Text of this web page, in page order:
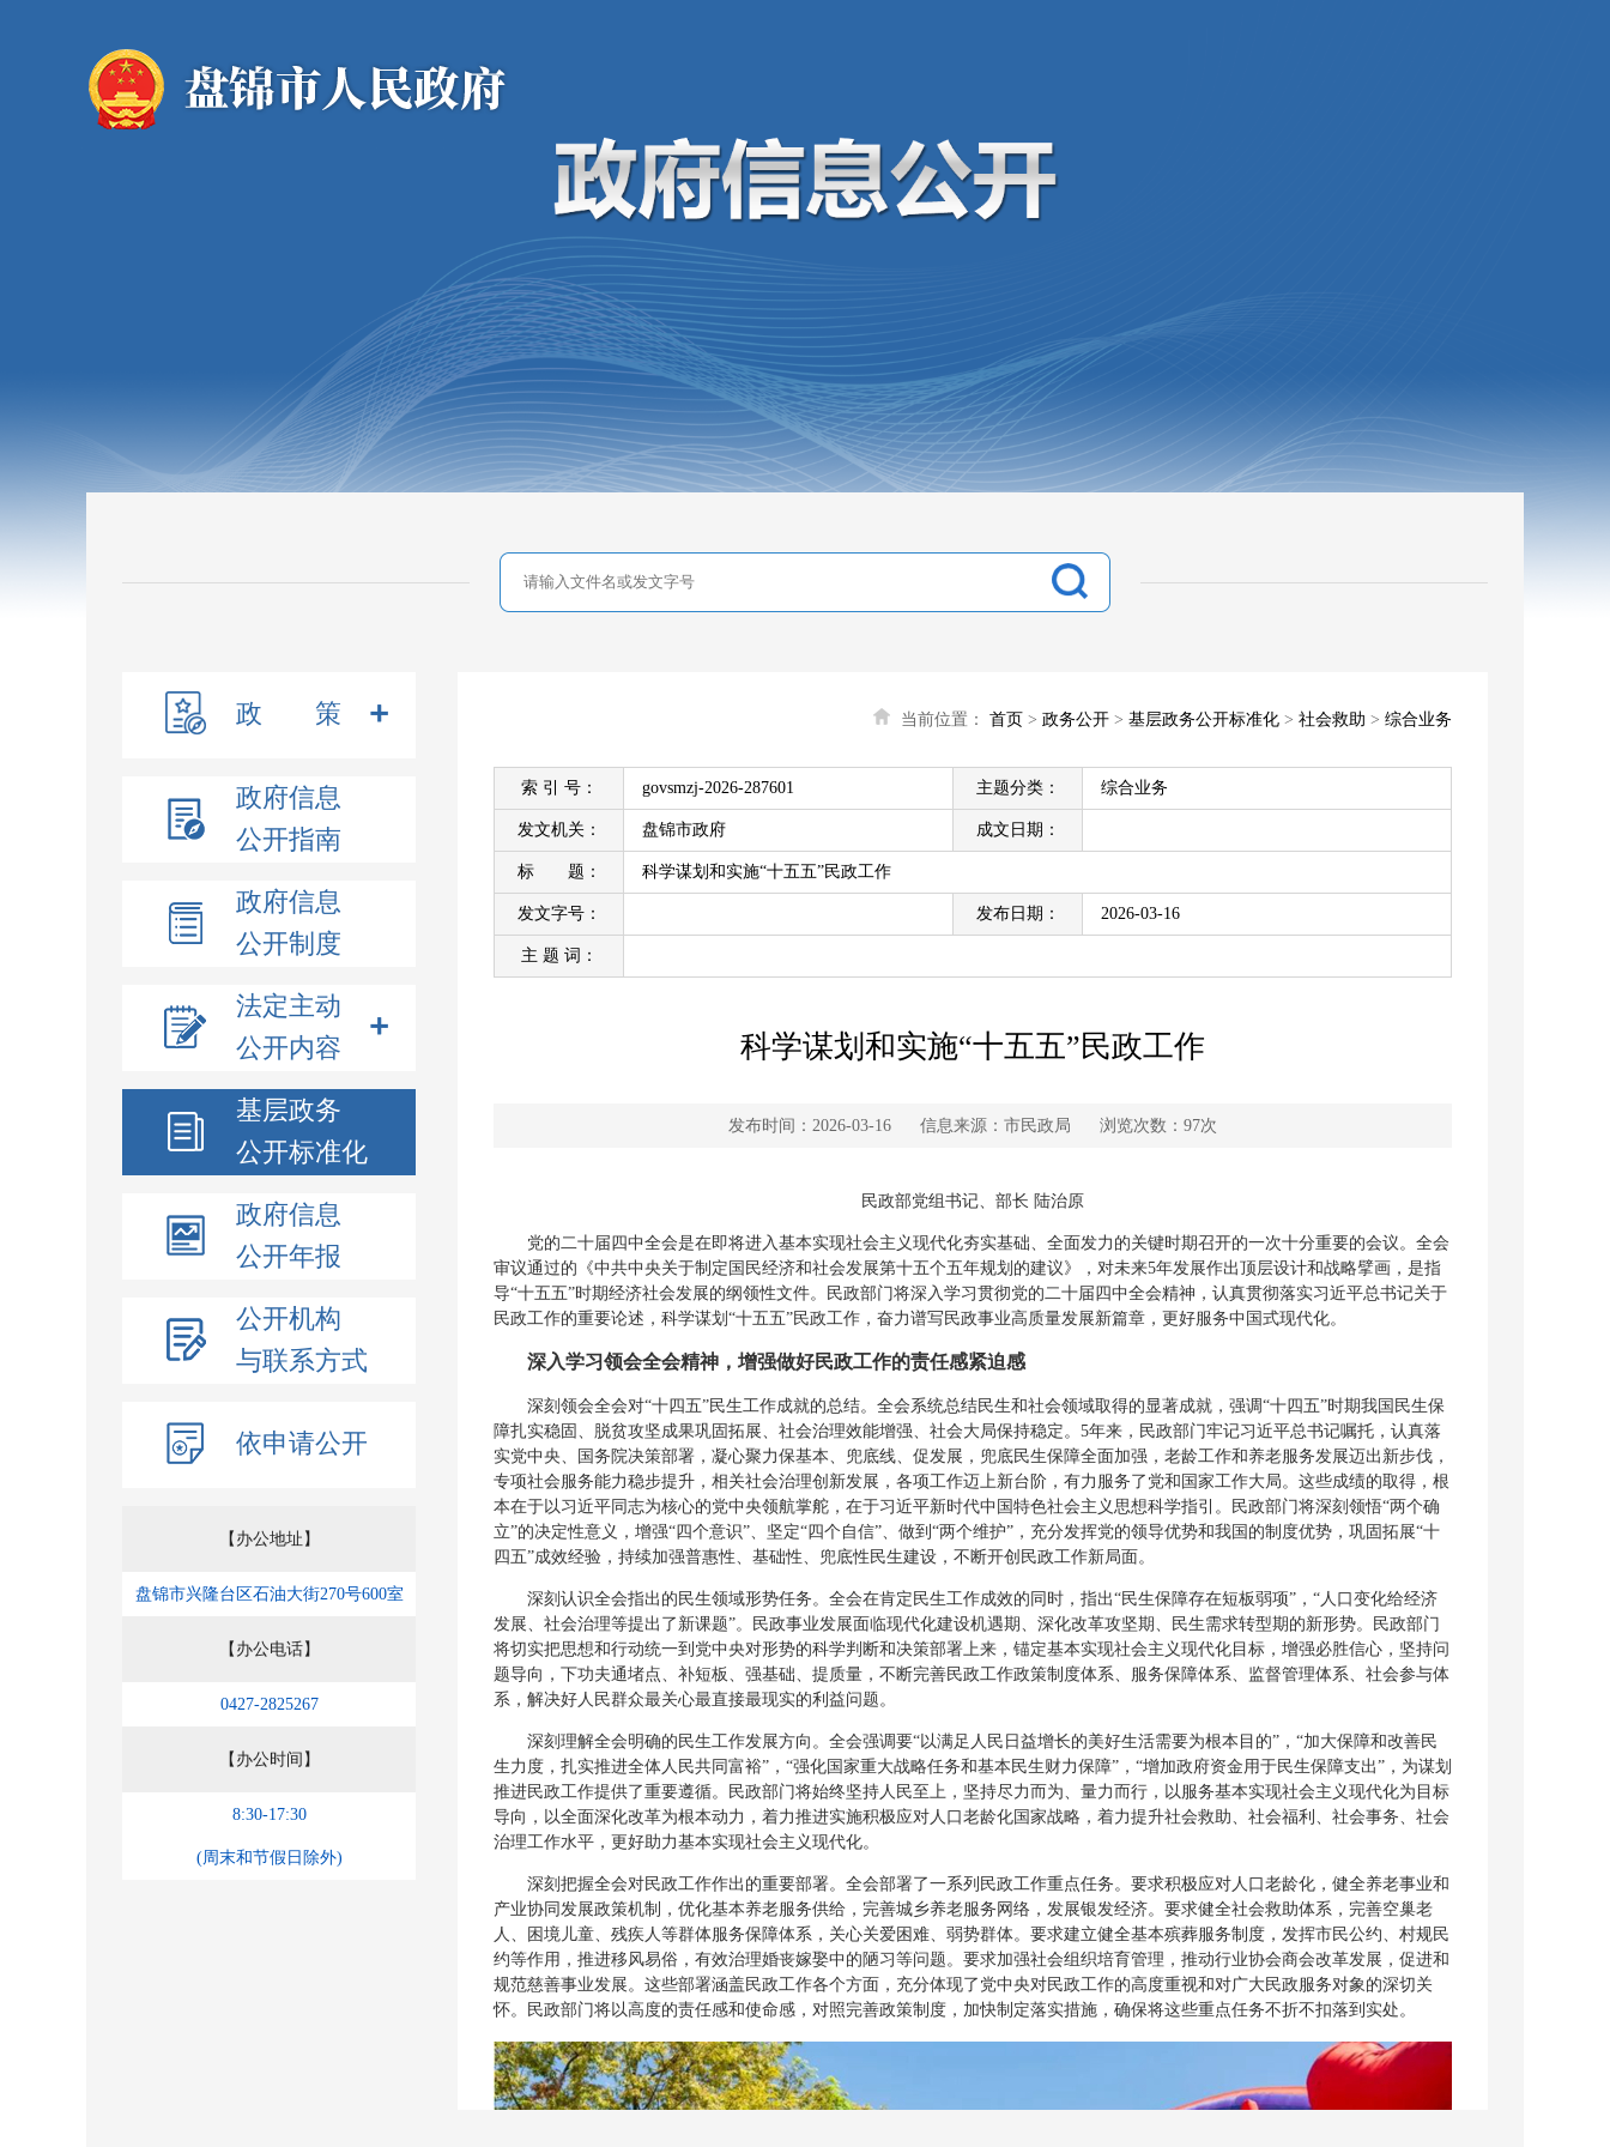
政 策
政府信息
公开指南
政府信息
公开制度
法定主动
公开内容
基层政务
公开标准化
政府信息
公开年报
公开机构
与联系方式
依申请公开
【办公地址】
盘锦市兴隆台区石油大街270号600室
【办公电话】
0427-2825267
【办公时间】
8:30-17:30
(周末和节假日除外)
当前位置： 首页 > 政务公开 > 基层政务公开标准化 > 社会救助 > 综合业务
索 引 号： govsmzj-2026-287601 主题分类： 综合业务
发文机关： 盘锦市政府 成文日期：
标 题： 科学谋划和实施“十五五”民政工作
发文字号： 发布日期： 2026-03-16
主 题 词：
科学谋划和实施“十五五”民政工作
发布时间：2026-03-16 信息来源：市民政局 浏览次数： 97次
民政部党组书记、部长 陆治原
党的二十届四中全会是在即将进入基本实现社会主义现代化夯实基础、全面发力的关键时期召开的一次十分重要的会议。全会
审议通过的《中共中央关于制定国民经济和社会发展第十五个五年规划的建议》，对未来5年发展作出顶层设计和战略擘画，是指
导“十五五”时期经济社会发展的纲领性文件。民政部门将深入学习贯彻党的二十届四中全会精神，认真贯彻落实习近平总书记关于
民政工作的重要论述，科学谋划“十五五”民政工作，奋力谱写民政事业高质量发展新篇章，更好服务中国式现代化。
深入学习领会全会精神，增强做好民政工作的责任感紧迫感
深刻领会全会对“十四五”民生工作成就的总结。全会系统总结民生和社会领域取得的显著成就，强调“十四五”时期我国民生保
障扎实稳固、脱贫攻坚成果巩固拓展、社会治理效能增强、社会大局保持稳定。5年来，民政部门牢记习近平总书记嘱托，认真落
实党中央、国务院决策部署，凝心聚力保基本、兜底线、促发展，兜底民生保障全面加强，老龄工作和养老服务发展迈出新步伐，
专项社会服务能力稳步提升，相关社会治理创新发展，各项工作迈上新台阶，有力服务了党和国家工作大局。这些成绩的取得，根
本在于以习近平同志为核心的党中央领航掌舵，在于习近平新时代中国特色社会主义思想科学指引。民政部门将深刻领悟“两个确
立”的决定性意义，增强“四个意识”、坚定“四个自信”、做到“两个维护”，充分发挥党的领导优势和我国的制度优势，巩固拓展“十
四五”成效经验，持续加强普惠性、基础性、兜底性民生建设，不断开创民政工作新局面。
深刻认识全会指出的民生领域形势任务。全会在肯定民生工作成效的同时，指出“民生保障存在短板弱项”，“人口变化给经济
发展、社会治理等提出了新课题”。民政事业发展面临现代化建设机遇期、深化改革攻坚期、民生需求转型期的新形势。民政部门
将切实把思想和行动统一到党中央对形势的科学判断和决策部署上来，锚定基本实现社会主义现代化目标，增强必胜信心，坚持问
题导向，下功夫通堵点、补短板、强基础、提质量，不断完善民政工作政策制度体系、服务保障体系、监督管理体系、社会参与体
系，解决好人民群众最关心最直接最现实的利益问题。
深刻理解全会明确的民生工作发展方向。全会强调要“以满足人民日益增长的美好生活需要为根本目的”，“加大保障和改善民
生力度，扎实推进全体人民共同富裕”，“强化国家重大战略任务和基本民生财力保障”，“增加政府资金用于民生保障支出”，为谋划
推进民政工作提供了重要遵循。民政部门将始终坚持人民至上，坚持尽力而为、量力而行，以服务基本实现社会主义现代化为目标
导向，以全面深化改革为根本动力，着力推进实施积极应对人口老龄化国家战略，着力提升社会救助、社会福利、社会事务、社会
治理工作水平，更好助力基本实现社会主义现代化。
深刻把握全会对民政工作作出的重要部署。全会部署了一系列民政工作重点任务。要求积极应对人口老龄化，健全养老事业和
产业协同发展政策机制，优化基本养老服务供给，完善城乡养老服务网络，发展银发经济。要求健全社会救助体系，完善空巢老
人、困境儿童、残疾人等群体服务保障体系，关心关爱困难、弱势群体。要求建立健全基本殡葬服务制度，发挥市民公约、村规民
约等作用，推进移风易俗，有效治理婚丧嫁娶中的陋习等问题。要求加强社会组织培育管理，推动行业协会商会改革发展，促进和
规范慈善事业发展。这些部署涵盖民政工作各个方面，充分体现了党中央对民政工作的高度重视和对广大民政服务对象的深切关
怀。民政部门将以高度的责任感和使命感，对照完善政策制度，加快制定落实措施，确保将这些重点任务不折不扣落到实处。